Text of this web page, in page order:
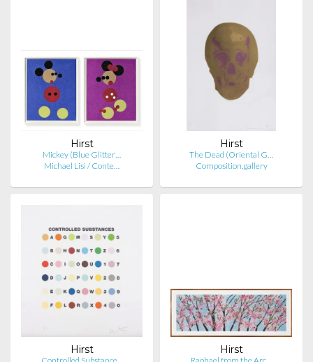
Hirst
Mickey (Blue Glitter…
Michael Lisi / Conte…
Hirst
The Dead (Oriental G…
Composition.gallery
Hirst Hirst